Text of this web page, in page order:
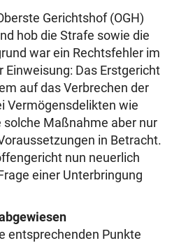
Gerichtshof (OGH)
hob die Strafe sowie die
war ein Rechtsfehler im
Das Erstgericht
auf das Verbrechen der
Vermögensdelikten wie
Maßnahme aber nur
in Betracht.
nun neuerlich
einer Unterbringung
entsprechenden Punkte